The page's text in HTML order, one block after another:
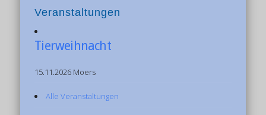
Veranstaltungen
Tierweihnacht
15.11.2026 Moers
Alle Veranstaltungen